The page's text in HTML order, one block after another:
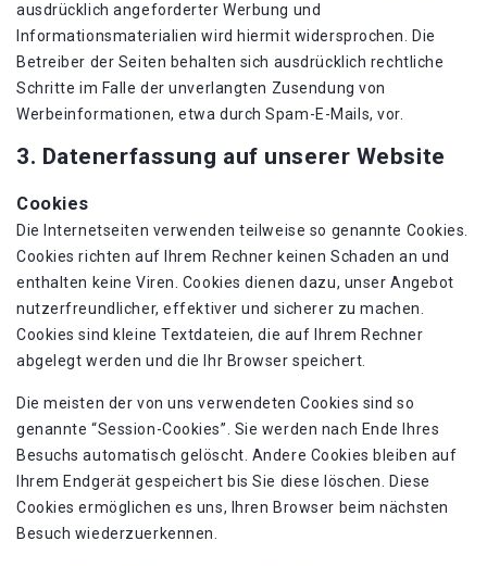
ausdrücklich angeforderter Werbung und
Informationsmaterialien wird hiermit widersprochen. Die
Betreiber der Seiten behalten sich ausdrücklich rechtliche
Schritte im Falle der unverlangten Zusendung von
Werbeinformationen, etwa durch Spam-E-Mails, vor.
3. Datenerfassung auf unserer Website
Cookies
Die Internetseiten verwenden teilweise so genannte Cookies.
Cookies richten auf Ihrem Rechner keinen Schaden an und
enthalten keine Viren. Cookies dienen dazu, unser Angebot
nutzerfreundlicher, effektiver und sicherer zu machen.
Cookies sind kleine Textdateien, die auf Ihrem Rechner
abgelegt werden und die Ihr Browser speichert.
Die meisten der von uns verwendeten Cookies sind so
genannte “Session-Cookies”. Sie werden nach Ende Ihres
Besuchs automatisch gelöscht. Andere Cookies bleiben auf
Ihrem Endgerät gespeichert bis Sie diese löschen. Diese
Cookies ermöglichen es uns, Ihren Browser beim nächsten
Besuch wiederzuerkennen.